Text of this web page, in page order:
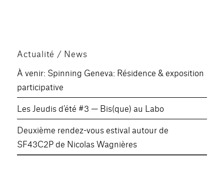
Actualité / News
À venir: Spinning Geneva: Résidence & exposition
participative
Les Jeudis d’été #3 — Bis(que) au Labo
Deuxième rendez-vous estival autour de
SF43C2P de Nicolas Wagnières